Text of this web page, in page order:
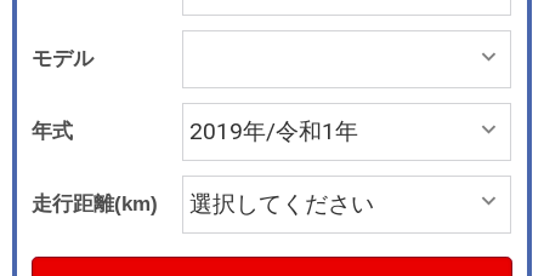
「ソウルパールシルバー」、「ノリータグレー」
の新色を含め、全13色を展開する。 インテリアに
もレンジローバーファミリーらしい作り込みが見
られる。すっきりとしたサーフェスやマテリアル
で丁寧に仕立てられ、10インチの２つの高解像度
タッチスクリーンを用いた最新のインフォテイン
メントシステム「Touch Pro Duo」が備わる。シ
ートカラーには新色の「クラウド」、「ディープ
モデル
年式
走行距離(km)